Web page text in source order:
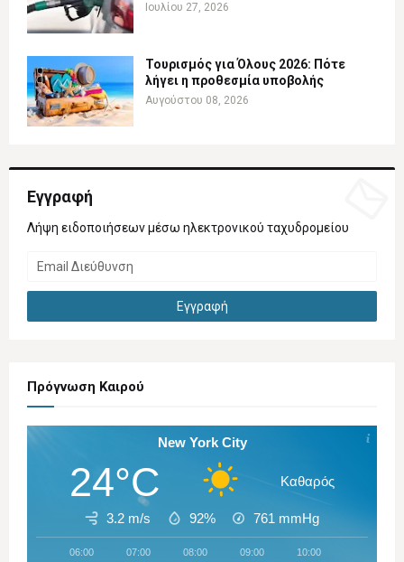
Ιουλίου 27, 2026
Τουρισμός για Όλους 2026: Πότε
λήγει η προθεσμία υποβολής
Αυγούστου 08, 2026
Εγγραφή
Λήψη ειδοποιήσεων μέσω ηλεκτρονικού ταχυδρομείου
Πρόγνωση Καιρού
New York City
24°C Καθαρός
3.2 m/s 92% 761 mmHg
06:00 07:00 08:00 09:00 10:00